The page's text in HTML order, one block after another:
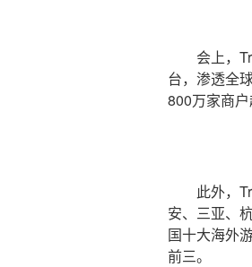
会上，
台，渗透全
800万家商
此外，
安、三亚、
国十大海外
前三。